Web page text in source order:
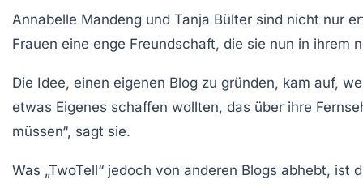
Annabelle Mandeng und Tanja Bülter sind nicht nur
Frauen eine enge Freundschaft, die sie nun in ihrem
Die Idee, einen eigenen Blog zu gründen, kam auf,
etwas Eigenes schaffen wollten, das über ihre
müssen“, sagt sie.
Was „TwoTell“ jedoch von anderen Blogs abhebt,